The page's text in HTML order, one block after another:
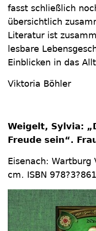
fasst schließlich
übersichtlich
Literatur ist
lesbare
Einblicken in das
Viktoria Böhler
Weigelt, Sylvia:
Freude sein“.
Eisenach: Wartburg
cm. ISBN